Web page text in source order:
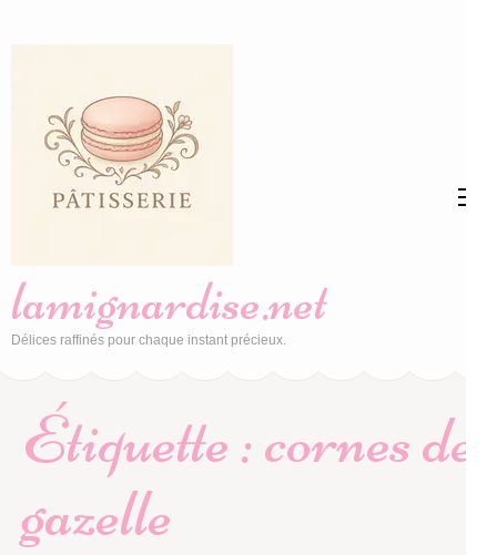
(Pressez
Entrée)
lamignardise.net
Délices raffinés pour chaque instant précieux.
Étiquette :cornes de
gazelle